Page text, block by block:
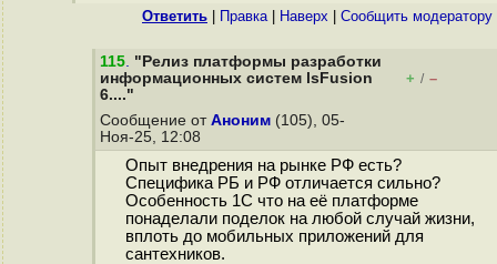
Ответить Правка| Наверх Cообщить модератору
115. "Релиз платформы разработки
информационных систем lsFusion
6...."
+ / –
Сообщение от Аноним (105), 05-
Ноя-25, 12:08
Опыт внедрения на рынке РФ есть?
Специфика РБ и РФ отличается сильно?
Особенность 1С что на её платформе
понаделали поделок на любой случай жизни,
вплоть до мобильных приложений для
сантехников.